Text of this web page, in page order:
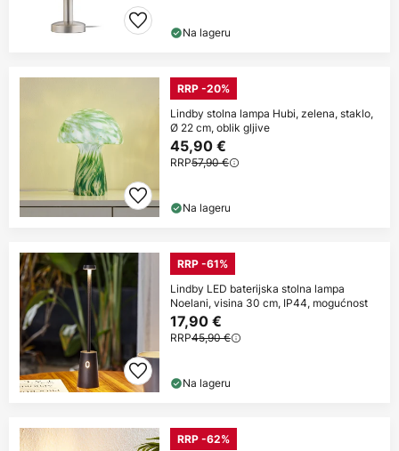
Na lageru
RRP -20%
Lindby stolna lampa Hubi, zelena, staklo,
Ø 22 cm, oblik gljive
45,90 €
RRP57,90 €
Na lageru
RRP -61%
Lindby LED baterijska stolna lampa
Noelani, visina 30 cm, IP44, mogućnost
17,90 €
RRP45,90 €
Na lageru
RRP -62%